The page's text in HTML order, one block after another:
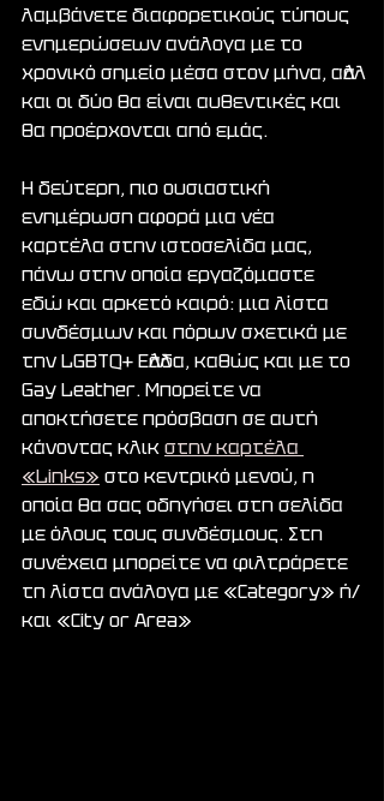
λαμβάνετε διαφορετικούς τύπους
ενημερώσεων ανάλογα με το
χρονικό σημείο μέσα στον μήνα, αλλά
και οι δύο θα είναι αυθεντικές και
θα προέρχονται από εμάς.
Η δεύτερη, πιο ουσιαστική
ενημέρωση αφορά μια νέα
καρτέλα στην ιστοσελίδα μας,
πάνω στην οποία εργαζόμαστε
εδώ και αρκετό καιρό: μια λίστα
συνδέσμων και πόρων σχετικά με
την LGBTQ+ Ελλάδα, καθώς και με το
Gay Leather. Μπορείτε να
αποκτήσετε πρόσβαση σε αυτή
κάνοντας κλικ στην καρτέλα
«Links» στο κεντρικό μενού, η
οποία θα σας οδηγήσει στη σελίδα
με όλους τους συνδέσμους. Στη
συνέχεια μπορείτε να φιλτράρετε
τη λίστα ανάλογα με «Category» ή/
και «City or Area»